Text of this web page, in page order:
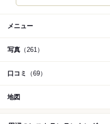
メニュー
写真 （261）
口コミ （69）
地図